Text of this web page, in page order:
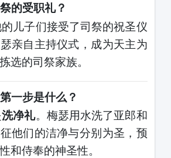
的受职礼？
儿子们接受了司祭的祝圣仪
亲自主持仪式，成为天主为
选的司祭家族。
一步是什么？
洗净礼。梅瑟用水洗了亚郎和
他们的洁净与分别为圣，预
和侍奉的神圣性。